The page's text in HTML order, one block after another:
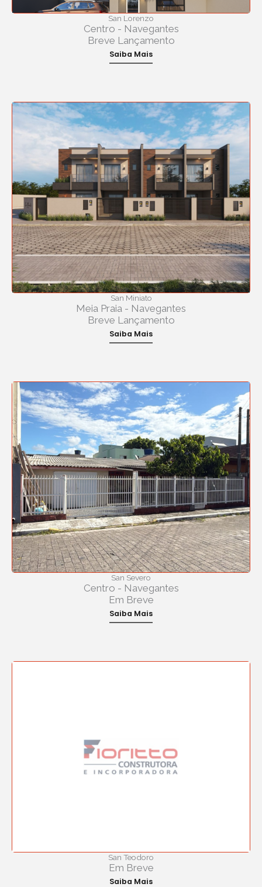
San Lorenzo
Centro - Navegantes
Breve Lançamento
Saiba Mais
San Miniato
Meia Praia - Navegantes
Breve Lançamento
Saiba Mais
San Severo
Centro - Navegantes
Em Breve
Saiba Mais
San Teodoro
Em Breve
Saiba Mais